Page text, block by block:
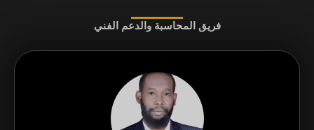
فريق المحاسبة والدعم الفني